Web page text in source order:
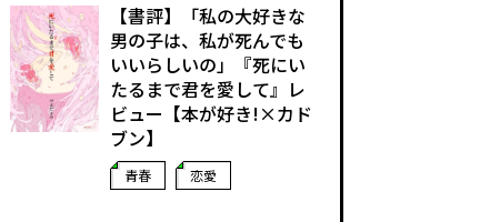
【書評】「私の大好きな
男の子は、私が死んでも
いいらしいの」――『死にい
たるまで君を愛して』レ
ビュー【本が好き!×カド
ブン】
青春 恋愛